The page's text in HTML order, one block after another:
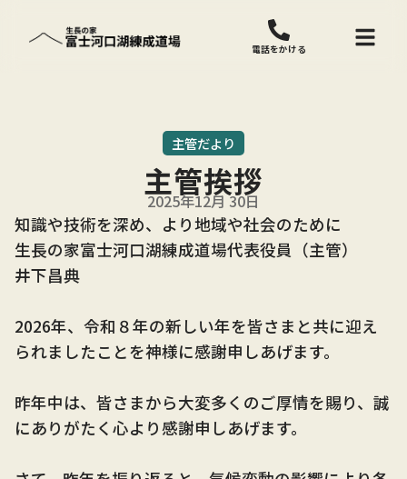
電話をかける
主管だより
主管挨拶
2025年12月 30日
知識や技術を深め、より地域や社会のために
生長の家富士河口湖練成道場代表役員（主管）
井下昌典
2026年、令和８年の新しい年を皆さまと共に迎え
られましたことを神様に感謝申しあげます。
昨年中は、皆さまから大変多くのご厚情を賜り、誠
にありがたく心より感謝申しあげます。